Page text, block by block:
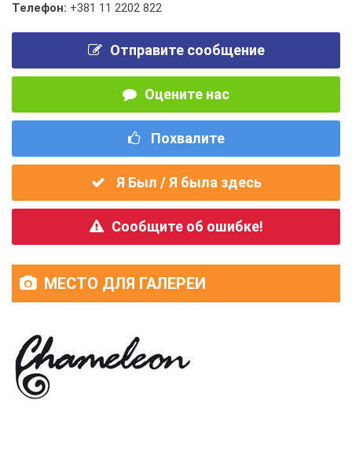
Телефон: +381 11 2202 822
Отправите сообщение
Оцените нас
Похвалите
Я Был / Я была здесь
Сообщите об ошибке!
МЕСТО ДЛЯ ГАЛЕРЕИ